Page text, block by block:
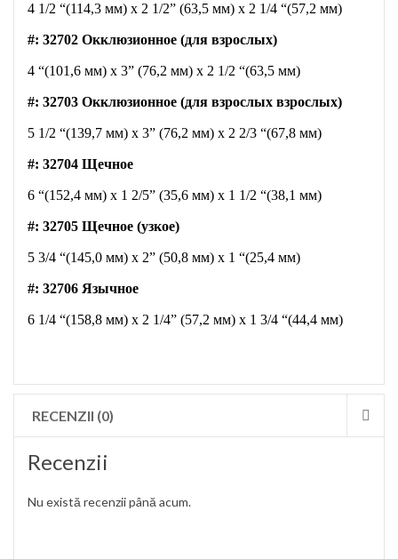
4 1/2 “(114,3 мм) x 2 1/2” (63,5 мм) x 2 1/4 “(57,2 мм)
#: 32702 Окклюзионное (для взрослых)
4 “(101,6 мм) x 3” (76,2 мм) x 2 1/2 “(63,5 мм)
#: 32703 Окклюзионное (для взрослых взрослых)
5 1/2 “(139,7 мм) x 3” (76,2 мм) x 2 2/3 “(67,8 мм)
#: 32704 Щечное
6 “(152,4 мм) x 1 2/5” (35,6 мм) x 1 1/2 “(38,1 мм)
#: 32705 Щечное (узкое)
5 3/4 “(145,0 мм) x 2” (50,8 мм) x 1 “(25,4 мм)
#: 32706 Язычное
6 1/4 “(158,8 мм) x 2 1/4” (57,2 мм) x 1 3/4 “(44,4 мм)
RECENZII (0)
Recenzii
Nu există recenzii până acum.